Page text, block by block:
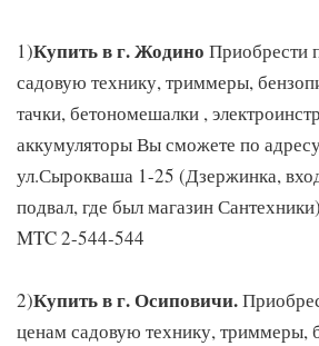
1)Купить в г. Жодино Приобрести
садовую технику, триммеры,
тачки, бетономешалки ,
аккумуляторы Вы сможете по
ул.Сырокваша 1-25 (Дзержинка,
подвал, где был магазин
MTC 2-544-544
2)Купить в г. Осиповичи.
ценам садовую технику, триммеры,